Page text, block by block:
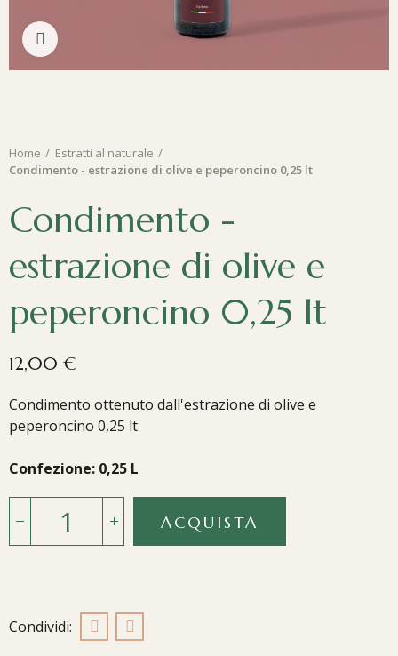
Home
Estratti al naturale
Condimento - estrazione di olive e peperoncino 0,25 lt
Condimento -
estrazione di olive e
peperoncino 0,25 lt
12,00 €
Condimento ottenuto dall'estrazione di olive e
peperoncino 0,25 lt
Confezione: 0,25 L
ACQUISTA